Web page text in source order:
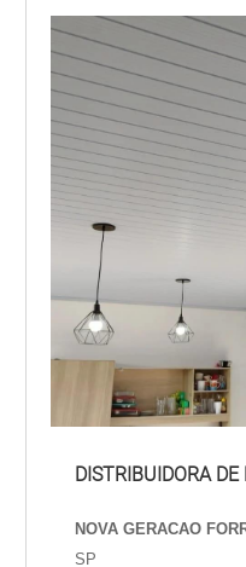
DISTRIBUIDORA DE
NOVA GERACAO
SP